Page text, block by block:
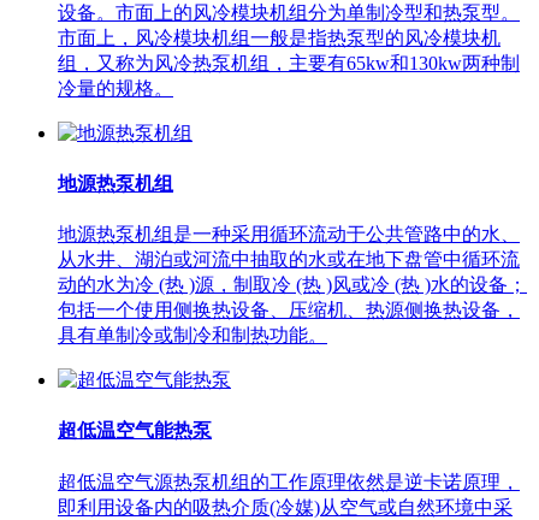
设备。市面上的风冷模块机组分为单制冷型和热泵型。
市面上，风冷模块机组一般是指热泵型的风冷模块机
组，又称为风冷热泵机组，主要有65kw和130kw两种制
冷量的规格。
地源热泵机组
地源热泵机组是一种采用循环流动于公共管路中的水、
从水井、湖泊或河流中抽取的水或在地下盘管中循环流
动的水为冷 (热 )源，制取冷 (热 )风或冷 (热 )水的设备；
包括一个使用侧换热设备、压缩机、热源侧换热设备，
具有单制冷或制冷和制热功能。
超低温空气能热泵
超低温空气源热泵机组的工作原理依然是逆卡诺原理，
即利用设备内的吸热介质(冷媒)从空气或自然环境中采